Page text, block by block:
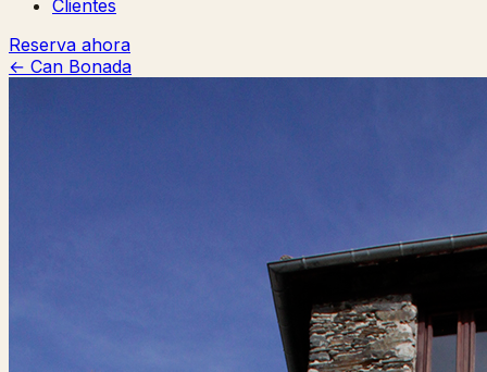
Clientes
Reserva ahora
← Can Bonada